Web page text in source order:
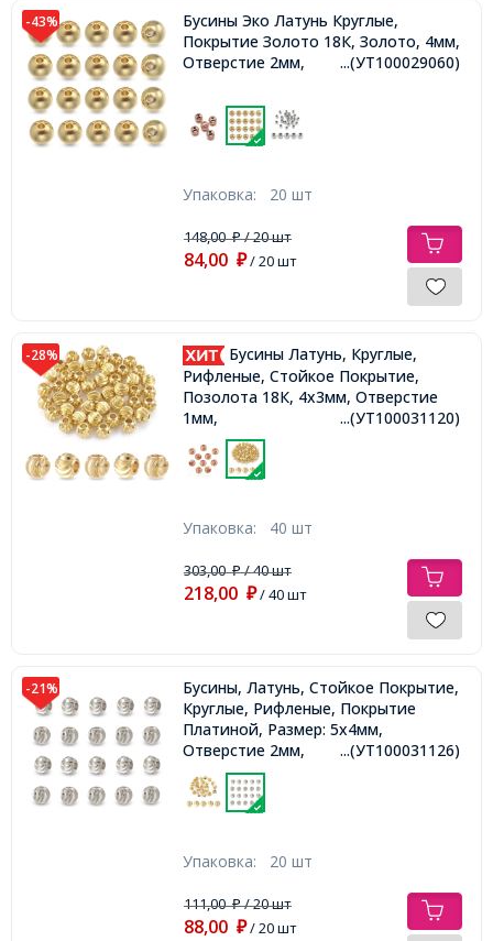
-43%
Бусины Эко Латунь Круглые,
Покрытие Золото 18К, Золото, 4мм,
Отверстие 2мм,
...(УТ100029060)
Упаковка: 20 шт
148,00₽/ 20 шт
84,00 ₽/ 20 шт
-28%
Бусины Латунь, Круглые,
Рифленые, Стойкое Покрытие,
Позолота 18К, 4х3мм, Отверстие
1мм,
...(УТ100031120)
Упаковка: 40 шт
303,00₽/ 40 шт
218,00 ₽/ 40 шт
-21%
Бусины, Латунь, Стойкое Покрытие,
Круглые, Рифленые, Покрытие
Платиной, Размер: 5х4мм,
Отверстие 2мм,
...(УТ100031126)
Упаковка: 20 шт
111,00₽/ 20 шт
88,00 ₽/ 20 шт